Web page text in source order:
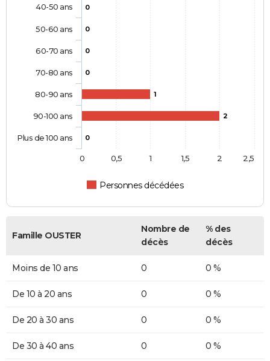
0
0
0
0
1
2
0
Personnes décédées
40-50 ans
50-60 ans
60-70 ans
70-80 ans
80-90 ans
90-100 ans
Plus de 100 ans
0 0,5 1 1,5 2 2,5
Famille OUSTER
Nombre de
décès
% des
décès
Moins de 10 ans 0 0 %
De 10 à 20 ans 0 0 %
De 20 à 30 ans 0 0 %
De 30 à 40 ans 0 0 %